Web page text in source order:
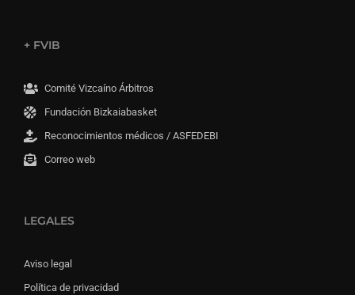
+ FVIB
Comité Vizcaíno Árbitros
Fundación Bizkaiabasket
Reconocimientos médicos / ASFEDEBI
Correo web
LEGALES
Aviso legal
Política de privacidad